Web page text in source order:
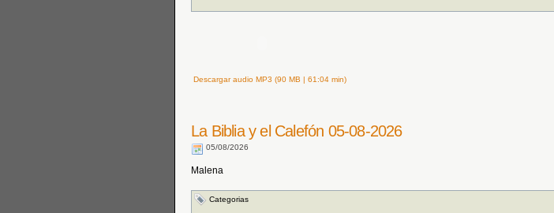
Descargar audio MP3 (90 MB | 61:04 min)
La Biblia y el Calefón 05-08-2026
05/08/2026
Malena
Categorias